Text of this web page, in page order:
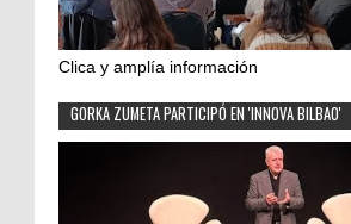
Clica y amplía información
GORKA ZUMETA PARTICIPÓ EN 'INNOVA BILBAO'